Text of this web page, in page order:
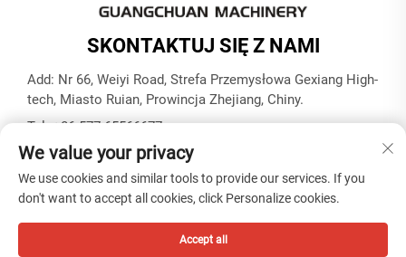
SKONTAKTUJ SIĘ Z NAMI
Add: Nr 66, Weiyi Road, Strefa Przemysłowa Gexiang High-
tech, Miasto Ruian, Prowincja Zhejiang, Chiny.
Tel.:+86-577-65566677
E-mail: [email protected]
Polityka prywatności
We value your privacy
We use cookies and similar tools to provide our services. If you
don't want to accept all cookies, click Personalize cookies.
Accept all